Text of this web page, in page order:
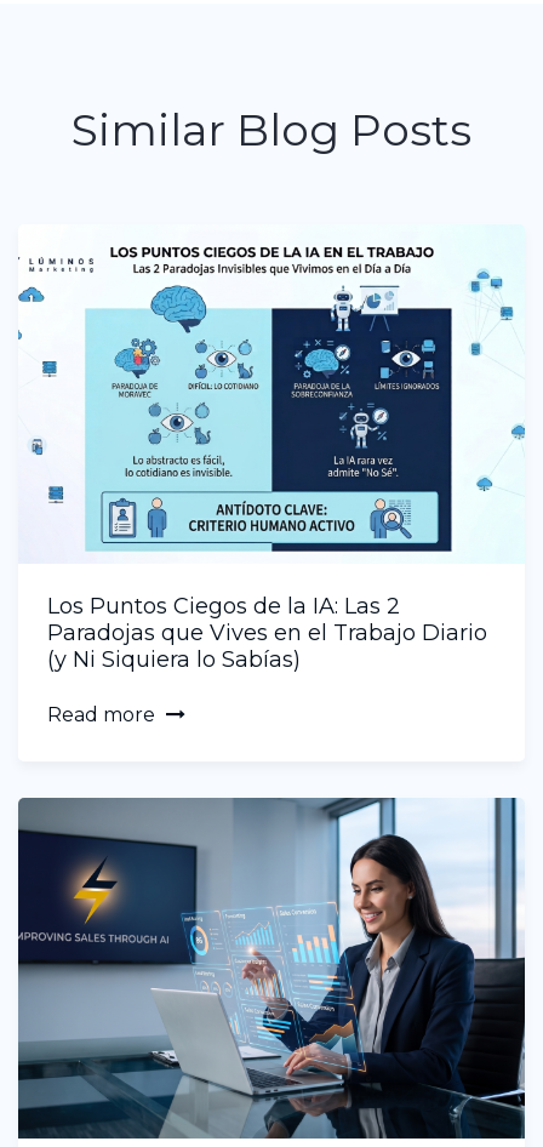
Similar Blog Posts
Los Puntos Ciegos de la IA: Las 2
Paradojas que Vives en el Trabajo Diario
(y Ni Siquiera lo Sabías)
Read more